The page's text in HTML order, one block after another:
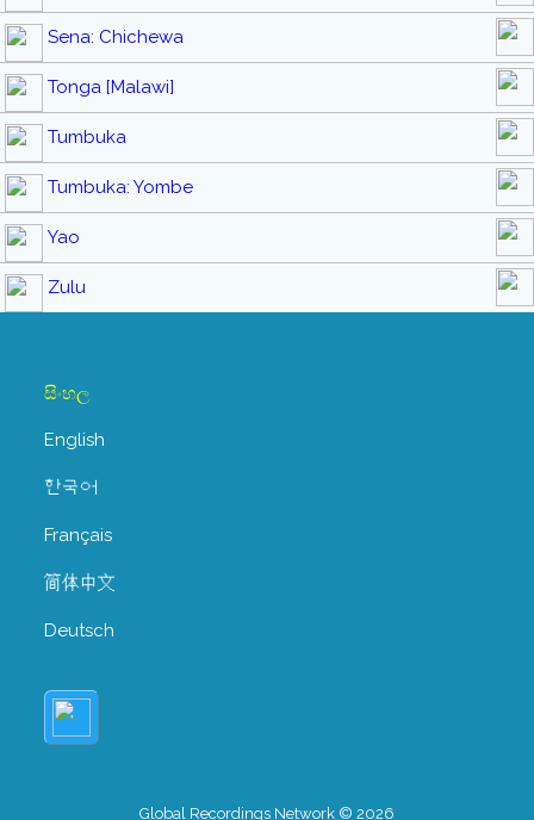
Sena: Chichewa
Tonga [Malawi]
Tumbuka
Tumbuka: Yombe
Yao
Zulu
සිංහල
English
한국어
Français
简体中文
Deutsch
Global Recordings Network © 2026